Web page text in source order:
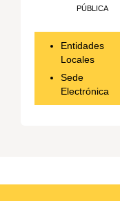
PÚBLICA
Entidades
Locales
Sede
Electrónica